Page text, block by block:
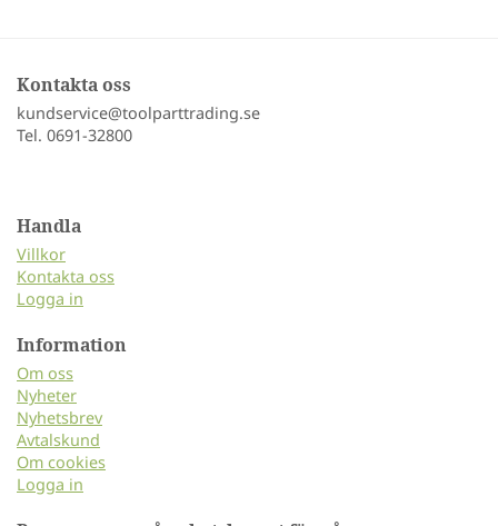
Kontakta oss
kundservice@toolparttrading.se
Tel. 0691-32800
Handla
Villkor
Kontakta oss
Logga in
Information
Om oss
Nyheter
Nyhetsbrev
Avtalskund
Om cookies
Logga in